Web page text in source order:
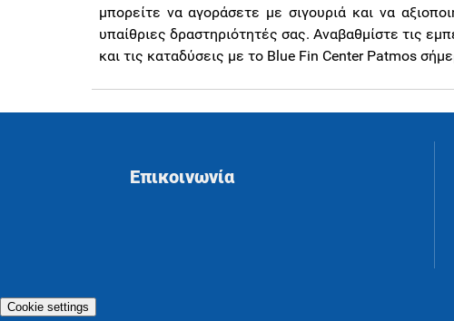
μπορείτε να αγοράσετε με σιγουριά και να
υπαίθριες δραστηριότητές σας. Αναβαθμίστε τις
και τις καταδύσεις με το Blue Fin Center Patmos
Επικοινωνία
Cookie settings